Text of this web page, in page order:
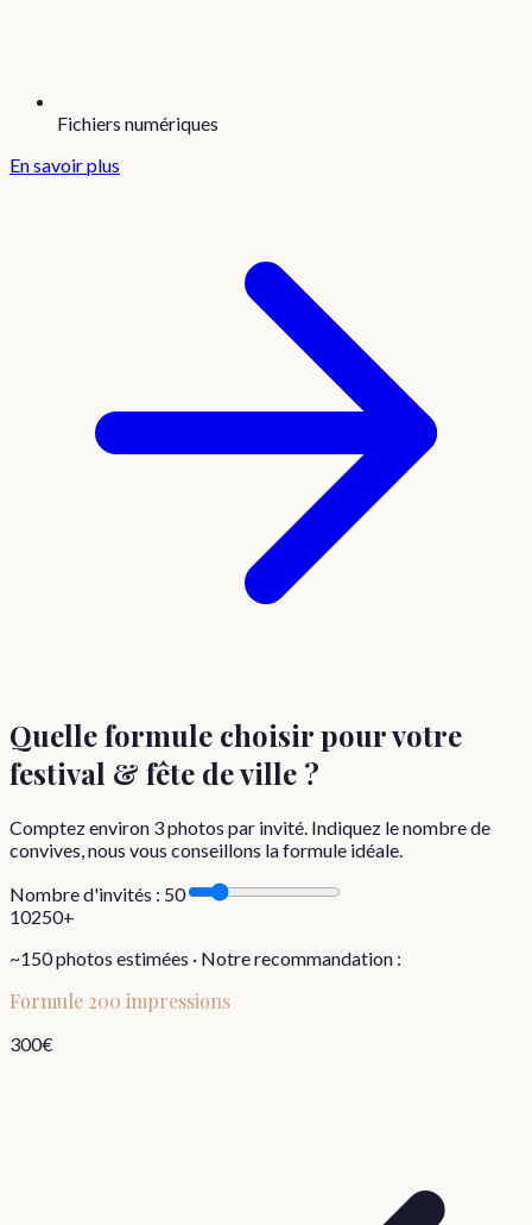
Fichiers numériques
En savoir plus
Quelle formule choisirpour votre
festival & fête de ville ?
Comptez environ 3photos par invité. Indiquez le nombre de
convives, nous vous conseillons la formule idéale.
Nombre d'invités : 50
10250+
~150photos estimées · Notre recommandation :
Formule 200 impressions
300€